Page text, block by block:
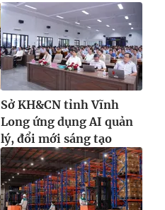
Sở KH&CN tỉnh Vĩnh
Long ứng dụng AI quản
lý, đổi mới sáng tạo